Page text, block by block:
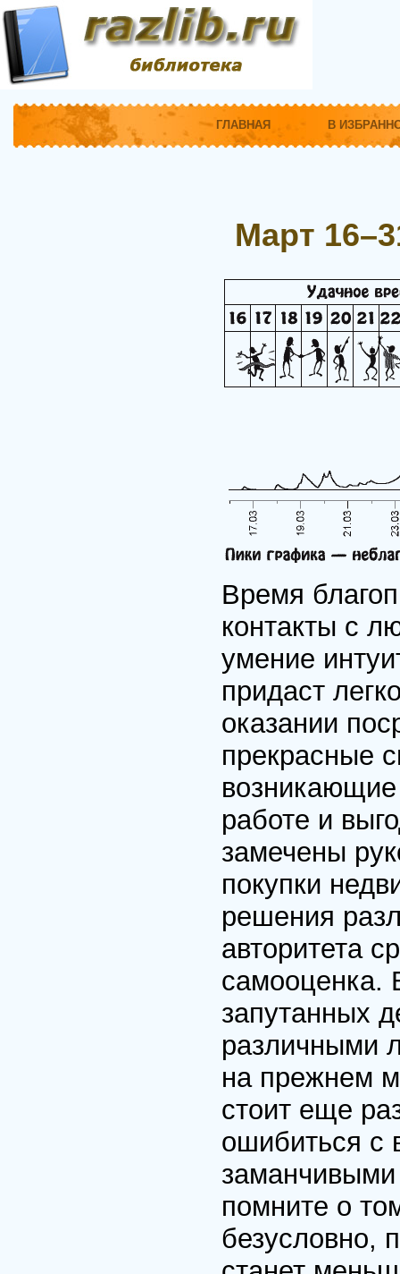
ГЛАВНАЯ В
Март
Время
контакты с
умение
придаст
оказании
прекрасные
работе и
замечены
покупки
решения
авторитета
самооценка.
запутанных
различными
на прежнем
стоит еще
ошибиться с
помните о
безусловно,